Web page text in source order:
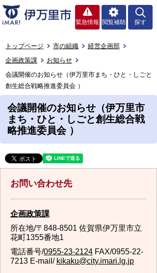
緊急情報 閲覧補助 探す
トップページ 市の組織
経営企画部
企画政策課
お知らせ
会議開催のお知らせ（伊万里市まち・ひと・しごと
創生総合戦略推進委員会 ）
会議開催のお知らせ（伊万里市
まち・ひと・しごと創生総合戦
略推進委員会 ）
お問い合わせ先
企画政策課
所在地/〒848-8501 佐賀県伊万里市立
花町1355番地1
電話番号/0955-23-2124 FAX/0955-22-
7213 E-mail/ kikaku@city.imari.lg.jp